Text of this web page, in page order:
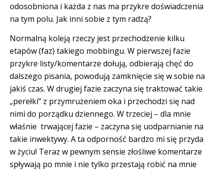
odosobniona i każda z nas ma przykre doświadczenia
na tym polu. Jak inni sobie z tym radzą?
Normalną koleją rzeczy jest przechodzenie kilku
etapów (faz) takiego mobbingu. W pierwszej fazie
przykre listy/komentarze dołują, odbierają chęć do
dalszego pisania, powodują zamknięcie się w sobie na
jakiś czas. W drugiej fazie zaczyna się traktować takie
„perełki” z przymrużeniem oka i przechodzi się nad
nimi do porządku dziennego. W trzeciej – dla mnie
właśnie trwającej fazie – zaczyna się uodparnianie na
takie inwektywy. A ta odporność bardzo mi się przyda
w życiu! Teraz w pewnym sensie złośliwe komentarze
spływają po mnie i nie tylko przestają robić na mnie